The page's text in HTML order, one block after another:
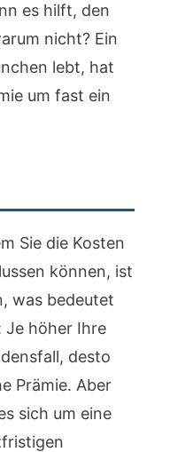
es hilft, den
nicht? Ein
lebt, hat
um fast ein
Sie die Kosten
können, ist
was bedeutet
Je höher Ihre
desto
Prämie. Aber
sich um eine